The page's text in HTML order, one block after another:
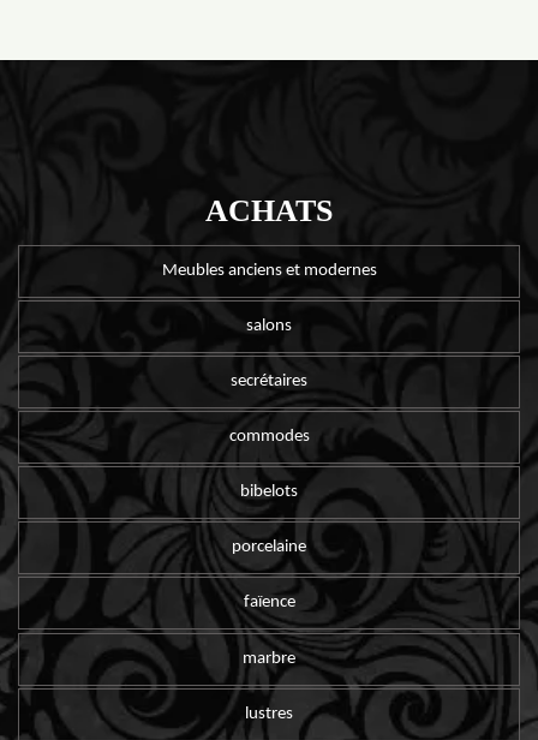
ACHATS
Meubles anciens et modernes
salons
secrétaires
commodes
bibelots
porcelaine
faïence
marbre
lustres